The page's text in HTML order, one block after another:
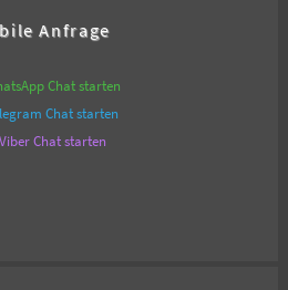
Anfrage
Chat starten
Chat starten
Viber Chat starten